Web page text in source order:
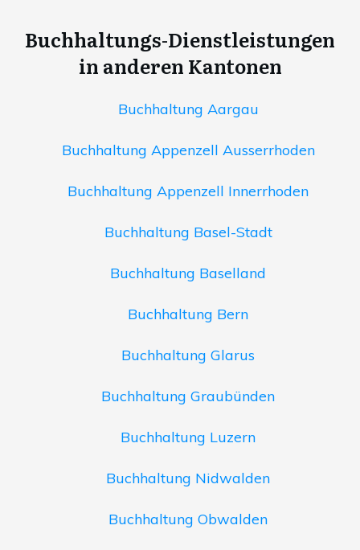
Buchhaltungs-Dienstleistungen
in anderen Kantonen
Buchhaltung Aargau
Buchhaltung Appenzell Ausserrhoden
Buchhaltung Appenzell Innerrhoden
Buchhaltung Basel-Stadt
Buchhaltung Baselland
Buchhaltung Bern
Buchhaltung Glarus
Buchhaltung Graubünden
Buchhaltung Luzern
Buchhaltung Nidwalden
Buchhaltung Obwalden